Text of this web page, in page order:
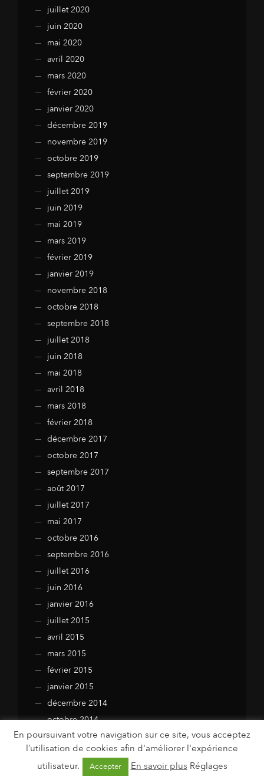
juillet 2020
juin 2020
mai 2020
avril 2020
mars 2020
février 2020
janvier 2020
décembre 2019
novembre 2019
octobre 2019
septembre 2019
juillet 2019
juin 2019
mai 2019
mars 2019
février 2019
janvier 2019
novembre 2018
octobre 2018
septembre 2018
juillet 2018
juin 2018
mai 2018
avril 2018
mars 2018
février 2018
décembre 2017
octobre 2017
septembre 2017
août 2017
juillet 2017
mai 2017
octobre 2016
septembre 2016
juillet 2016
juin 2016
janvier 2016
juillet 2015
avril 2015
mars 2015
février 2015
janvier 2015
décembre 2014
octobre 2014
septembre 2014
août 2014
juillet 2014
En poursuivant votre navigation sur ce site, vous acceptez
l’utilisation de cookies afin d'améliorer l'expérience
utilisateur.
Accepter En savoir plus Réglages